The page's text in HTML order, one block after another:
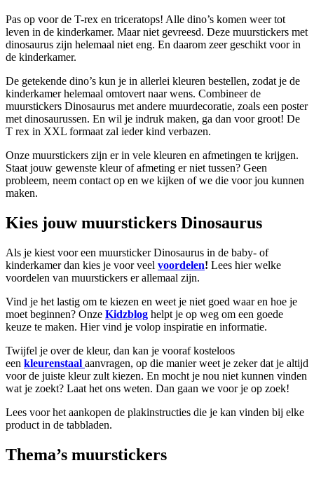
Pas op voor de T-rex en triceratops! Alle dino’s komen weer tot
leven in de kinderkamer. Maar niet gevreesd. Deze muurstickers met
dinosaurus zijn helemaal niet eng. En daarom zeer geschikt voor in
de kinderkamer.
De getekende dino’s kun je in allerlei kleuren bestellen, zodat je de
kinderkamer helemaal omtovert naar wens. Combineer de
muurstickers Dinosaurus met andere muurdecoratie, zoals een poster
met dinosaurussen. En wil je indruk maken, ga dan voor groot! De
T rex in XXL formaat zal ieder kind verbazen.
Onze muurstickers zijn er in vele kleuren en afmetingen te krijgen.
Staat jouw gewenste kleur of afmeting er niet tussen? Geen
probleem, neem contact op en we kijken of we die voor jou kunnen
maken.
Kies jouw muurstickers Dinosaurus
Als je kiest voor een muursticker Dinosaurus in de baby- of
kinderkamer dan kies je voor veel voordelen! Lees hier welke
voordelen van muurstickers er allemaal zijn.
Vind je het lastig om te kiezen en weet je niet goed waar en hoe je
moet beginnen? Onze Kidzblog helpt je op weg om een goede
keuze te maken. Hier vind je volop inspiratie en informatie.
Twijfel je over de kleur, dan kan je vooraf kosteloos
een kleurenstaal aanvragen, op die manier weet je zeker dat je altijd
voor de juiste kleur zult kiezen. En mocht je nou niet kunnen vinden
wat je zoekt? Laat het ons weten. Dan gaan we voor je op zoek!
Lees voor het aankopen de plakinstructies die je kan vinden bij elke
product in de tabbladen.
Thema’s muurstickers